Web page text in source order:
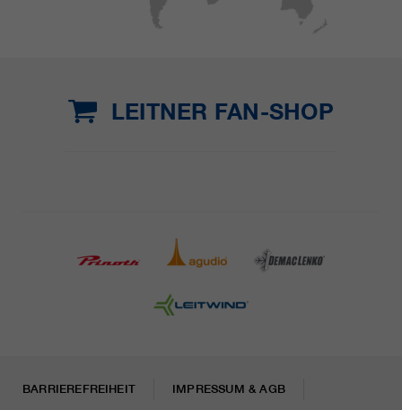
LEITNER FAN-SHOP
BARRIEREFREIHEIT IMPRESSUM & AGB